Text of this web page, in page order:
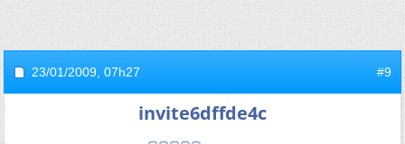
23/01/2009, 07h27 #9
invite6dffde4c